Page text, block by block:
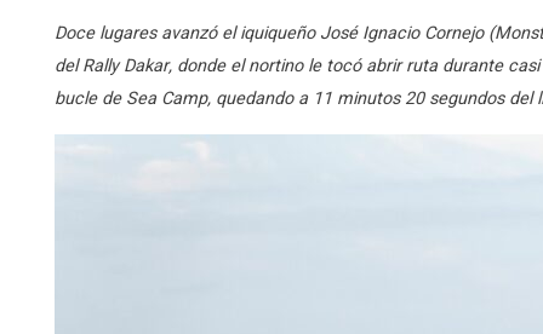
Doce lugares avanzó el iquiqueño José Ignacio Cornejo
del Rally Dakar, donde el nortino le tocó abrir ruta durante
bucle de Sea Camp, quedando a 11 minutos 20 segundos del